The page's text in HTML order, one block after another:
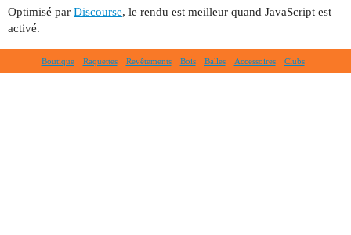
Optimisé par Discourse, le rendu est meilleur quand JavaScript est
activé.
Boutique Raquettes Revêtements Bois Balles Accessoires Clubs